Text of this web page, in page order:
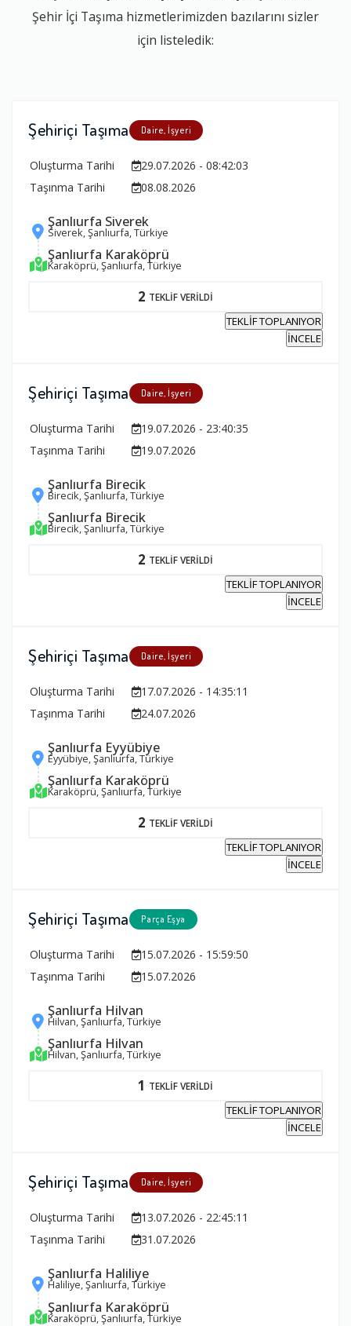
Şehir İçi Taşıma hizmetlerimizden bazılarını sizler
için listeledik:
Şehiriçi Taşıma Daire, İşyeri
Oluşturma Tarihi
29.07.2026 - 08:42:03
Taşınma Tarihi
08.08.2026
Şanlıurfa Siverek
Siverek, Şanlıurfa, Türkiye
Şanlıurfa Karaköprü
Karaköprü, Şanlıurfa, Türkiye
2 TEKLİF VERİLDİ
TEKLİF TOPLANIYOR
İNCELE
Şehiriçi Taşıma Daire, İşyeri
Oluşturma Tarihi
19.07.2026 - 23:40:35
Taşınma Tarihi
19.07.2026
Şanlıurfa Birecik
Birecik, Şanlıurfa, Türkiye
Şanlıurfa Birecik
Birecik, Şanlıurfa, Türkiye
2 TEKLİF VERİLDİ
TEKLİF TOPLANIYOR
İNCELE
Şehiriçi Taşıma Daire, İşyeri
Oluşturma Tarihi
17.07.2026 - 14:35:11
Taşınma Tarihi
24.07.2026
Şanlıurfa Eyyübiye
Eyyübiye, Şanlıurfa, Türkiye
Şanlıurfa Karaköprü
Karaköprü, Şanlıurfa, Türkiye
2 TEKLİF VERİLDİ
TEKLİF TOPLANIYOR
İNCELE
Şehiriçi Taşıma Parça Eşya
Oluşturma Tarihi
15.07.2026 - 15:59:50
Taşınma Tarihi
15.07.2026
Şanlıurfa Hilvan
Hilvan, Şanlıurfa, Türkiye
Şanlıurfa Hilvan
Hilvan, Şanlıurfa, Türkiye
1 TEKLİF VERİLDİ
TEKLİF TOPLANIYOR
İNCELE
Şehiriçi Taşıma Daire, İşyeri
Oluşturma Tarihi
13.07.2026 - 22:45:11
Taşınma Tarihi
31.07.2026
Şanlıurfa Haliliye
Haliliye, Şanlıurfa, Türkiye
Şanlıurfa Karaköprü
Karaköprü, Şanlıurfa, Türkiye